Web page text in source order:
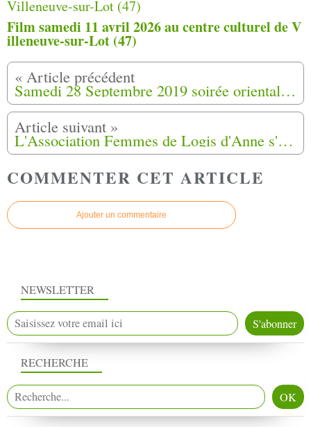
Film samedi 11 avril 2026 au centre culturel de V
illeneuve-sur-Lot (47)
Samedi 28 Septembre 2019 soirée orientale à Aix en Provence (13)
L'Association Femmes de Logis d'Anne s'oppose à tout projet de zone d'activité sur les lieux de l'ancien camp de harkis à Jouques (13) acte 2
COMMENTER CET ARTICLE
Ajouter un commentaire
NEWSLETTER
RECHERCHE